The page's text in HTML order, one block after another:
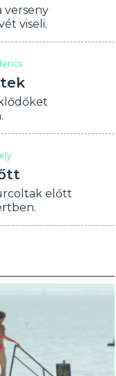
verseny
viseli.
előtt